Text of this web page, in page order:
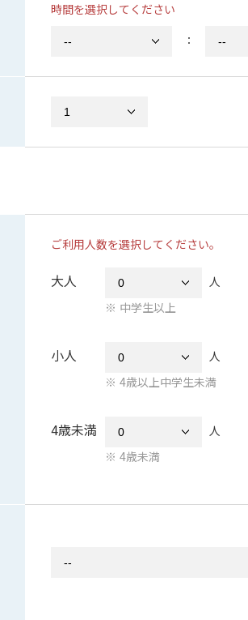
時間を選択してください
：
ご利用人数を選択してください。
大人
人
中学生以上
小人
人
4歳以上中学生未満
4歳未満
人
4歳未満